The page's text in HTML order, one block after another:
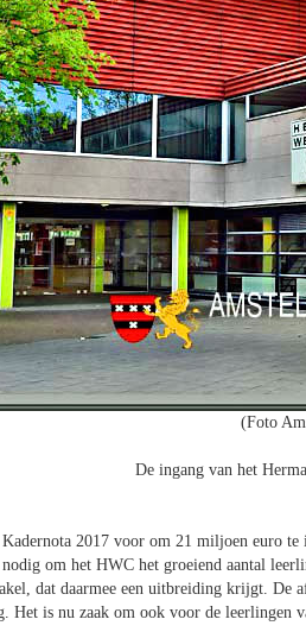
(Foto
De ingang van het
2017 voor om 21 miljoen euro
om het HWC het groeiend aantal
dat daarmee een uitbreiding krijgt. De
Het is nu zaak om ook voor de leerlingen